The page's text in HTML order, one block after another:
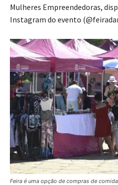
Mulheres Empreendedoras,
Instagram do evento
Feira é uma opção de compras de